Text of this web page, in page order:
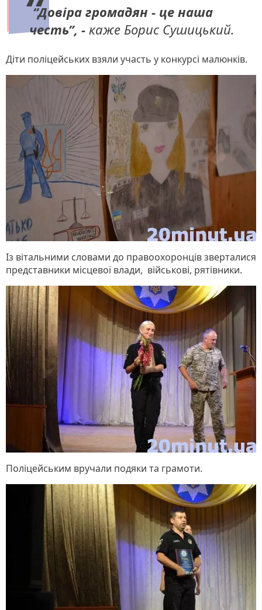
“Довіра громадян - це наша
честь”, - каже Борис Сушицький.
Діти поліцейських взяли участь у конкурсі малюнків.
Із вітальними словами до правоохоронців зверталися
представники місцевої влади, військові, рятівники.
Поліцейським вручали подяки та грамоти.